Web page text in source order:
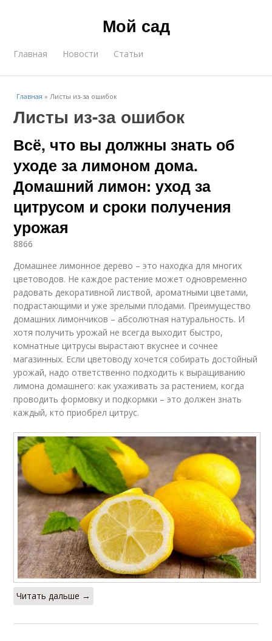
Мой сад
Главная Новости Статьи
Главная »Листы из-за ошибок
Листы из-за ошибок
Всё, что вы должны знать об
уходе за лимоном дома.
Домашний лимон: уход за
цитрусом и сроки получения
урожая
8866
Домашнее лимонное дерево – это находка для многих
цветоводов. Не каждое растение может одновременно
радовать декоративной листвой, ароматными цветами,
подрастающими и уже зрелыми плодами. Преимущество
домашних лимончиков – абсолютная натуральность. И
хотя получить урожай не всегда выходит быстро,
комнатные цитрусы вырастают вкуснее и сочнее
магазинных. Если цветоводу хочется собирать достойный
урожай, надо ответственно подходить к выращиванию
лимона домашнего: как ухаживать за растением, когда
проводить формовку и подкормки – это должен знать
каждый, кто приобрел цитрус.
Читать дальше →